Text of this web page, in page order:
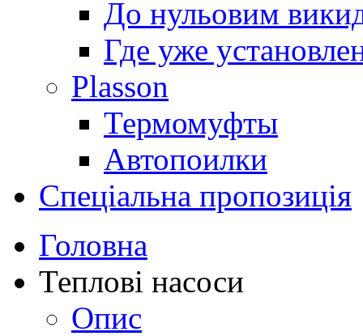
До нульовим
Где уже
Plasson
Термомуфты
Автопоилки
Спеціальна пропозиція
Головна
Теплові насоси
Опис